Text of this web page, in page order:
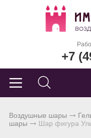
+7
Воздушные шары
шары
Шар фигура